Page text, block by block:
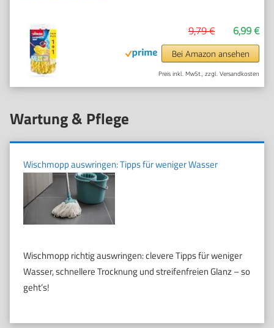
Wartung & Pflege
Wischmopp auswringen: Tipps für weniger Wasser
Wischmopp richtig auswringen: clevere Tipps für weniger
Wasser, schnellere Trocknung und streifenfreien Glanz – so
geht’s!
6,99 €
9,79 €
Bei Amazon ansehen
Preis inkl. MwSt., zzgl. Versandkosten